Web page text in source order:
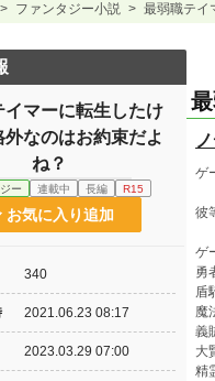
> ファンタジー小説 > 最弱職テイ
ゲ
彼
ゲ
勇
盾
魔
義
大
精
イマーに転生したけ
外なのはお約束だよ
ね？
ー 連載中 長編 R15
お気に入り追加
340
2021.06.23 08:17
2023.03.29 07:00